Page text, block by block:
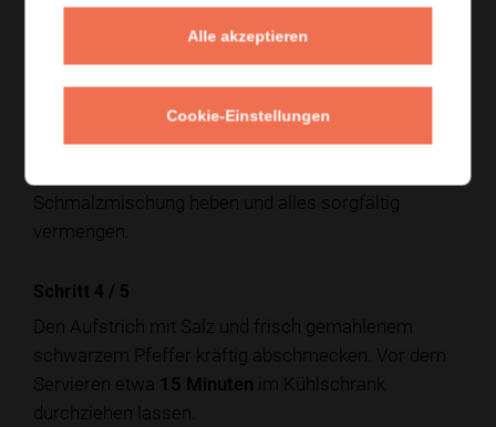
streichfähigen Masse verrühren.
Die fein gehackte Zwiebel, den Senf sowie die fein
Schmalzmischung heben und alles sorgfältig
vermengen.
Schritt 4 / 5
Den Aufstrich mit Salz und frisch gemahlenem
schwarzem Pfeffer kräftig abschmecken. Vor dem
Servieren etwa 15 Minuten im Kühlschrank
durchziehen lassen.
Alle akzeptieren
Cookie-Einstellungen